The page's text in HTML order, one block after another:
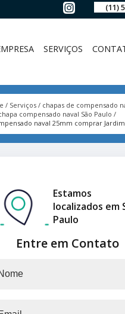
(11)
SERVIÇOS
Serviços
chapas de compensado
compensado naval São Paulo
naval 25mm comprar
Entre em Contato
Estamos
localizados em
Paulo